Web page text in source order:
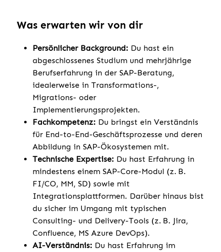
Was erwarten wir von dir
Persönlicher Background: Du hast ein
abgeschlossenes Studium und mehrjährige
Berufserfahrung in der SAP-Beratung,
idealerweise in Transformations-,
Migrations- oder
Implementierungsprojekten.
Fachkompetenz: Du bringst ein Verständnis
für End-to-End-Geschäftsprozesse und deren
Abbildung in SAP-Ökosystemen mit.
Technische Expertise: Du hast Erfahrung in
mindestens einem SAP-Core-Modul (z. B.
FI/CO, MM, SD) sowie mit
Integrationsplattformen. Darüber hinaus bist
du sicher im Umgang mit typischen
Consulting- und Delivery-Tools (z. B. Jira,
Confluence, MS Azure DevOps).
AI-Verständnis: Du hast Erfahrung im